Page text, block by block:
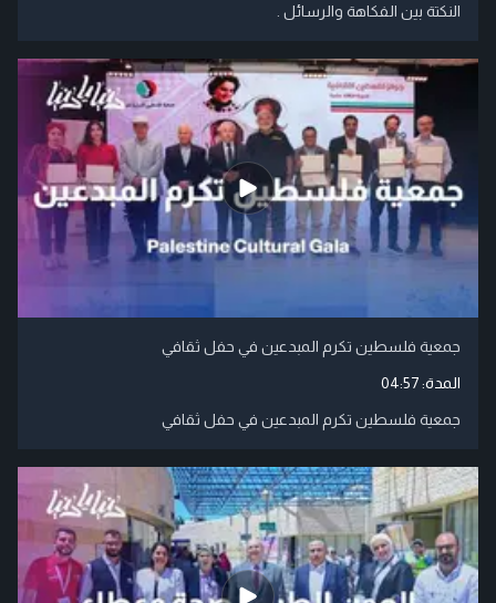
النكتة بين الفكاهة والرسائل .
جمعية فلسطين تكرم المبدعين في حفل ثقافي
المدة:04:57
جمعية فلسطين تكرم المبدعين في حفل ثقافي